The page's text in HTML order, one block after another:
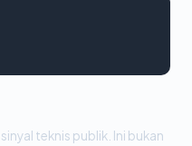
teknis publik. Ini bukan